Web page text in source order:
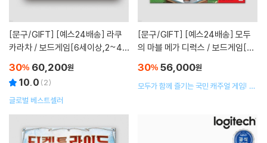
[문구/GIFT]
카라차 / 보드게임[6세이상,2~4
30% 60,200원
10.0 (2)
글로벌 베스트셀러
[문구/GIFT]
의 마블 메가 디럭스 / 보드게임[8
30% 56,000원
모두가 함께 즐기는 국민 캐주얼 게임! 모